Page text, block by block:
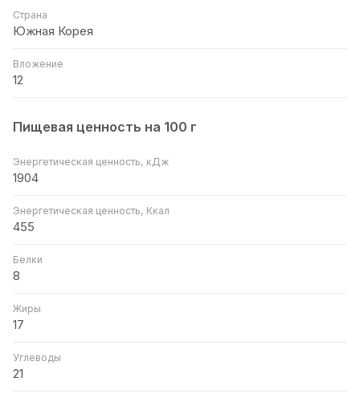
Страна
Южная Корея
Вложение
12
Пищевая ценность на 100 г
Энергетическая ценность, кДж
1904
Энергетическая ценность, Ккал
455
Белки
8
Жиры
17
Углеводы
21